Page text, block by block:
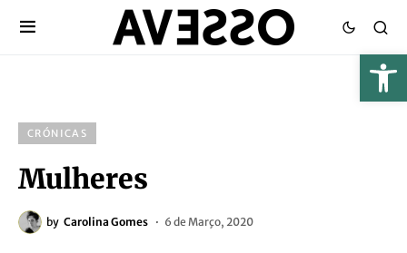
CRÓNICAS
Mulheres
by Carolina Gomes 6 de Março, 2020